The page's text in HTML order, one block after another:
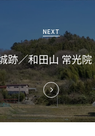
NEXT
跡／和田山 常光